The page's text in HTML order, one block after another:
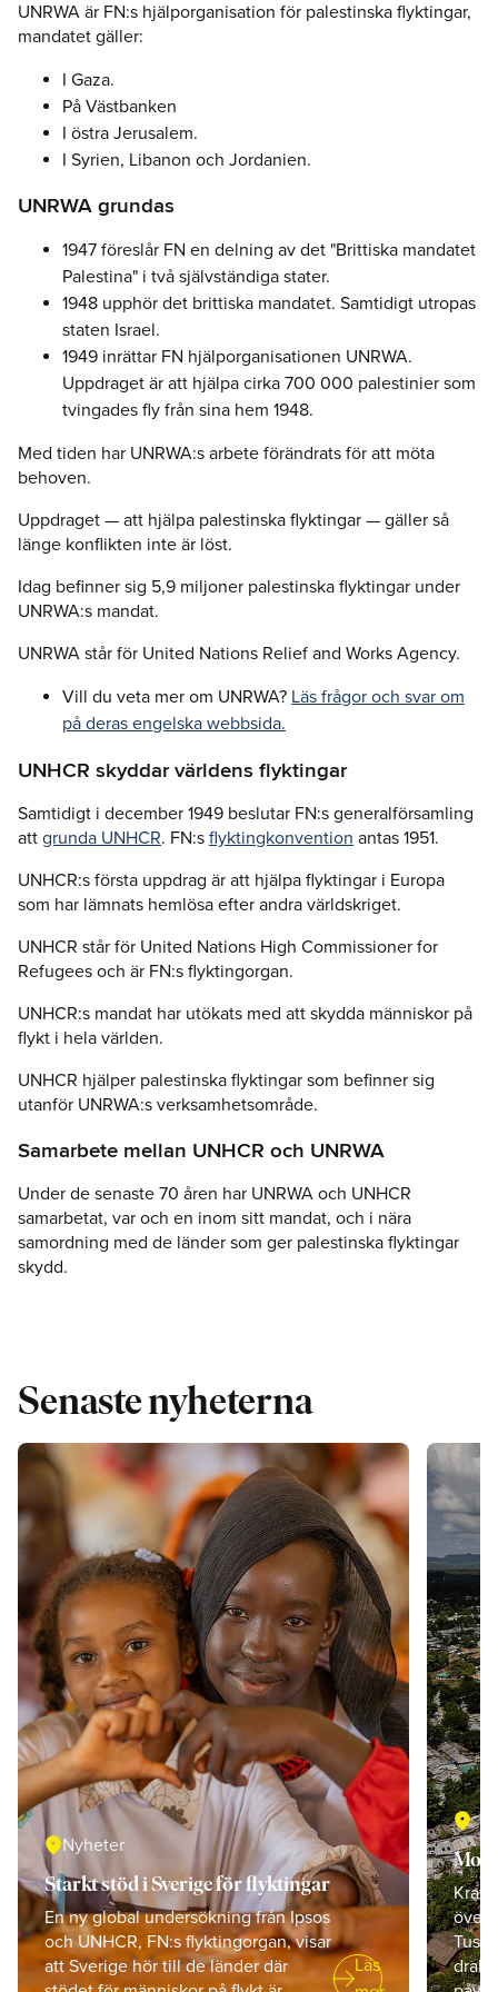
UNRWA är FN:s hjälporganisation för palestinska flyktingar,
mandatet gäller:
I Gaza.
På Västbanken
I östra Jerusalem.
I Syrien, Libanon och Jordanien.
UNRWA grundas
1947 föreslår FN en delning av det "Brittiska mandatet
Palestina" i två självständiga stater.
1948 upphör det brittiska mandatet. Samtidigt utropas
staten Israel.
1949 inrättar FN hjälporganisationen UNRWA.
Uppdraget är att hjälpa cirka 700 000 palestinier som
tvingades fly från sina hem 1948.
Med tiden har UNRWA:s arbete förändrats för att möta
behoven.
Uppdraget — att hjälpa palestinska flyktingar — gäller så
länge konflikten inte är löst.
Idag befinner sig 5,9 miljoner palestinska flyktingar under
UNRWA:s mandat.
UNRWA står för United Nations Relief and Works Agency.
Vill du veta mer om UNRWA? Läs frågor och svar om
på deras engelska webbsida.
UNHCR skyddar världens flyktingar
Samtidigt i december 1949 beslutar FN:s generalförsamling
att grunda UNHCR. FN:s flyktingkonvention antas 1951.
UNHCR:s första uppdrag är att hjälpa flyktingar i Europa
som har lämnats hemlösa efter andra världskriget.
UNHCR står för United Nations High Commissioner for
Refugees och är FN:s flyktingorgan.
UNHCR:s mandat har utökats med att skydda människor på
flykt i hela världen.
UNHCR hjälper palestinska flyktingar som befinner sig
utanför UNRWA:s verksamhetsområde.
Samarbete mellan UNHCR och UNRWA
Under de senaste 70 åren har UNRWA och UNHCR
samarbetat, var och en inom sitt mandat, och i nära
samordning med de länder som ger palestinska flyktingar
skydd.
Senaste nyheterna
location_onNyheter
Starkt stöd i Sverige för flyktingar
En ny global undersökning från Ipsos
och UNHCR, FN:s flyktingorgan, visar
att Sverige hör till de länder där
arrow_right_altLäs
location_on